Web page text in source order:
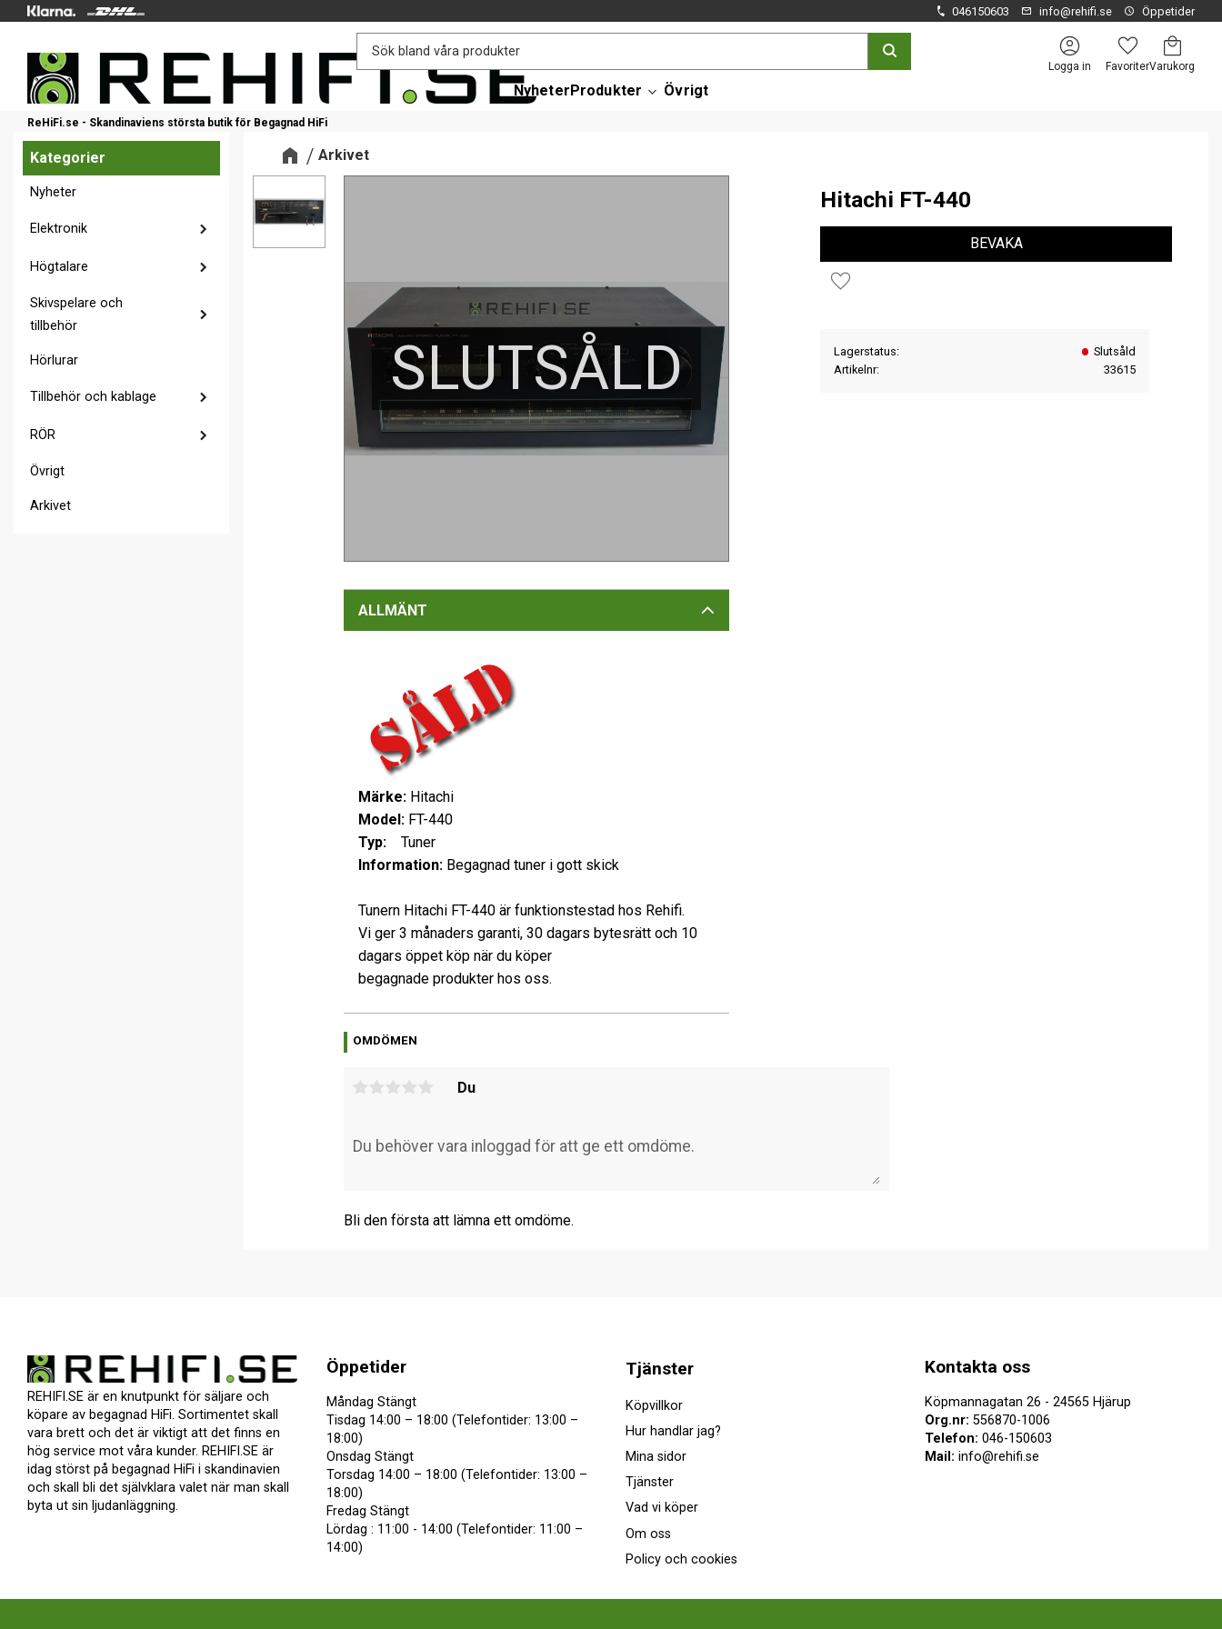
046150603 info@rehifi.se Öppetider
ReHiFi.se - Skandinaviens största butik för Begagnad HiFi
Logga in
Favoriter
Kundvagn
NyheterProdukter Övrigt
Arkivet
Hitachi FT-440
SLUTSÅLD
Lägg till i favoriter
BEVAKA
Lagerstatus
Slutsåld
Artikelnr
33615
ALLMÄNT
Märke:Hitachi
Model:FT-440
Typ:Tuner
Information:Begagnad tuner i gott skick
Tunern Hitachi FT-440 är funktionstestad hos Rehifi.
Vi ger 3 månaders garanti, 30 dagars bytesrätt och 10
dagars öppet köp när du köper
begagnade produkter hos oss.
OMDÖMEN
Du
Bli den första att lämna ett omdöme.
Kategorier
Nyheter
Elektronik
Högtalare
Skivspelare och
tillbehör
Hörlurar
Tillbehör och kablage
RÖR
Övrigt
Arkivet
REHIFI.SE är en knutpunkt för säljare och
köpare av begagnad HiFi. Sortimentet skall
vara brett och det är viktigt att det finns en
hög service mot våra kunder. REHIFI.SE är
idag störst på begagnad HiFi i skandinavien
och skall bli det självklara valet när man skall
byta ut sin ljudanläggning.
Öppetider
Måndag Stängt
Tisdag 14:00 – 18:00 (Telefontider: 13:00 –
18:00)
Onsdag Stängt
Torsdag 14:00 – 18:00 (Telefontider: 13:00 –
18:00)
Fredag Stängt
Lördag : 11:00 - 14:00 (Telefontider: 11:00 –
14:00)
Kontakta oss
Köpmannagatan 26 - 24565 Hjärup
Org.nr: 556870-1006
Telefon: 046-150603
Mail: info@rehifi.se
Tjänster
Köpvillkor
Hur handlar jag?
Mina sidor
Tjänster
Vad vi köper
Om oss
Policy och cookies